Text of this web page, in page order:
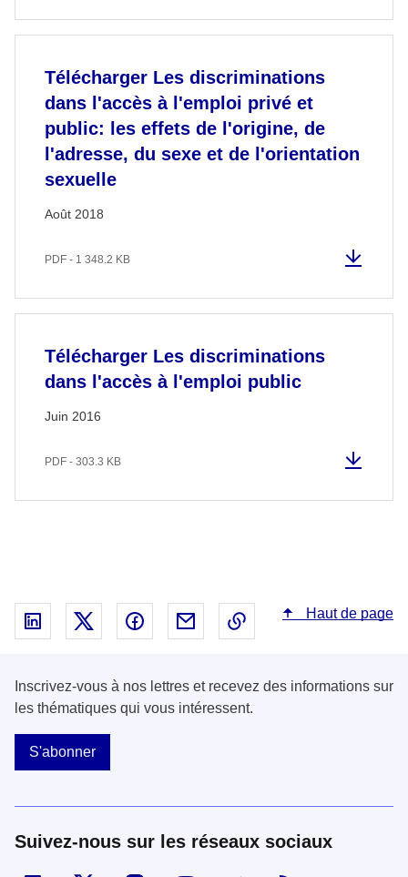
Télécharger Les discriminations
dans l'accès à l'emploi privé et
public: les effets de l'origine, de
l'adresse, du sexe et de l'orientation
sexuelle
Août 2018
PDF - 1 348.2 KB
Télécharger Les discriminations
dans l'accès à l'emploi public
Juin 2016
PDF - 303.3 KB
Partager sur Linked In - nouvelle fenêtre
Partager sur X - nouvelle fenêtre
Partager sur Facebook - nouvelle
Partager par email - nouvelle
Copier le lien dans le
Haut de page
Inscrivez-vous à nos lettres et recevez des informations sur
les thématiques qui vous intéressent.
S'abonner
Suivez-nous sur les réseaux sociaux